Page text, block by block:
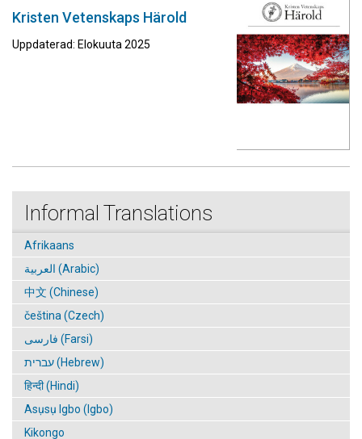
Kristen Vetenskaps Härold
Uppdaterad: Elokuuta 2025
Informal Translations
Afrikaans
العربية (Arabic)
中文 (Chinese)
čeština (Czech)
فارسی (Farsi)
עברית (Hebrew)
हिन्दी (Hindi)
Asụsụ Igbo (Igbo)
Kikongo